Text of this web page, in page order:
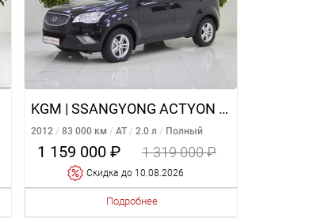
KGM | SSANGYONG ACTYON 2.0 AT
2012 83 000 км AT 2.0 л Полный
1 159 000 ₽ 1 319 000 ₽
Cкидка до 10.08.2026
Подробнее